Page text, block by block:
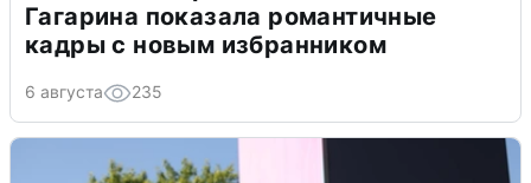
Гагарина показала романтичные
кадры с новым избранником
6 августа 235